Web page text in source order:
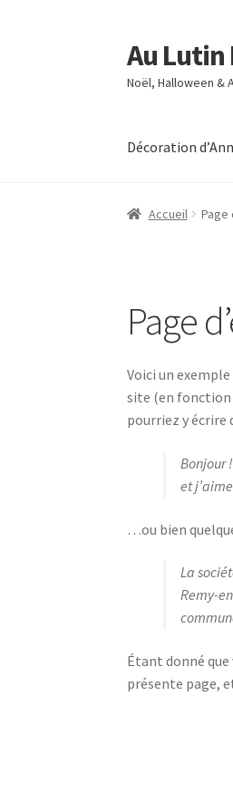
Aller
à
la
Aller
au
contenu
Au
Noël, Halloween &
Décoration
Accueil Boutique
Accueil Page
Page
Voici un
site (en fonction
pourriez y écrire
Bonjour
et
…ou bien
La
Remy-
Étant donné
présente page,